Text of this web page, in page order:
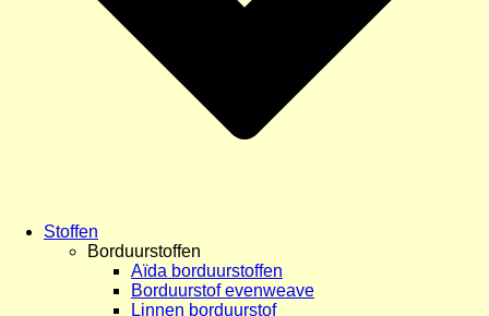
Stoffen
Borduurstoffen
Aïda borduurstoffen
Borduurstof evenweave
Linnen borduurstof